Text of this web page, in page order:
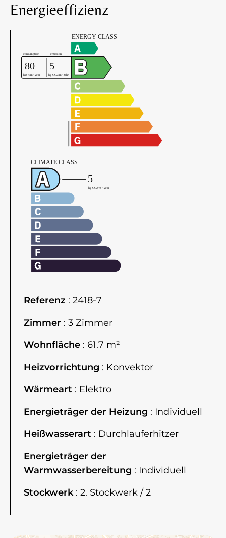
Energieeffizienz
Referenz
2418-7
Zimmer
3 Zimmer
Wohnfläche
61.7 m²
Heizvorrichtung
Konvektor
Wärmeart
Elektro
Energieträger der Heizung
Individuell
Heißwasserart
Durchlauferhitzer
Energieträger der
Warmwasserbereitung
Individuell
Stockwerk 2. Stockwerk / 2